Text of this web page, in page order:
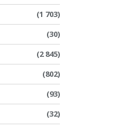
(1 703)
(30)
(2 845)
(802)
(93)
(32)